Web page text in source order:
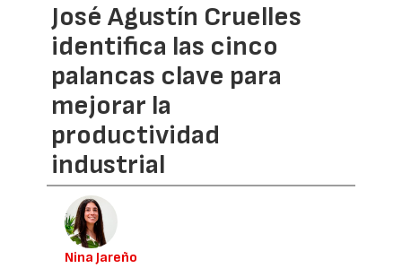
José Agustín Cruelles
identifica las cinco
palancas clave para
mejorar la
productividad
industrial
Nina Jareño